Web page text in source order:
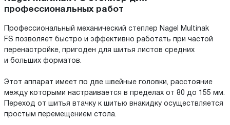
профессиональных работ
Профессиональный механический степлер Nagel Multinak
FS позволяет быстро и эффективно работать при частой
перенастройке, пригоден для шитья листов средних
и больших форматов.
Этот аппарат имеет по две швейные головки, расстояние
между которыми настраивается в пределах от 80 до 155 мм.
Переход от шитья втачку к шитью внакидку осуществляется
простым перемещением стола.